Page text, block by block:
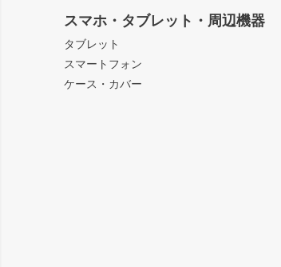
スマホ・タブレット・周辺機器
タブレット
スマートフォン
ケース・カバー